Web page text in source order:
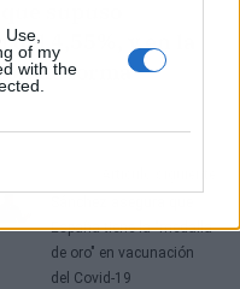
of my
with the
4,55%, y en la
de forma
España tiene la "medalla
de oro" en vacunación
del Covid-19